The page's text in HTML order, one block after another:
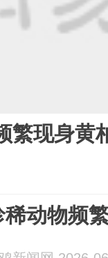
繁现身黄
稀动物频